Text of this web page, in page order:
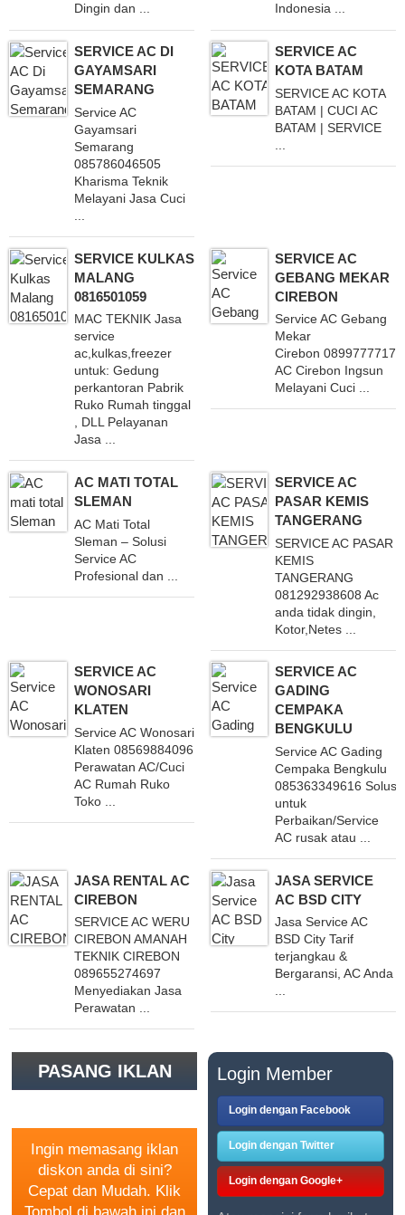
Dingin dan ...
Indonesia ...
SERVICE AC DI
GAYAMSARI
SEMARANG
Service AC
Gayamsari
Semarang
085786046505
Kharisma Teknik
Melayani Jasa Cuci
SERVICE AC
KOTA BATAM
SERVICE AC KOTA
BATAM | CUCI AC
BATAM | SERVICE
SERVICE KULKAS
MALANG
0816501059
MAC TEKNIK Jasa
service
ac,kulkas,freezer
untuk: Gedung
perkantoran Pabrik
Ruko Rumah tinggal
, DLL Pelayanan
Jasa ...
SERVICE AC
GEBANG MEKAR
CIREBON
Service AC Gebang
Mekar
Cirebon 08997777171
AC Cirebon Ingsun
Melayani Cuci ...
AC MATI TOTAL
SLEMAN
AC Mati Total
Sleman – Solusi
Service AC
Profesional dan ...
SERVICE AC
PASAR KEMIS
TANGERANG
SERVICE AC PASAR
KEMIS
TANGERANG
081292938608 Ac
anda tidak dingin,
Kotor,Netes ...
SERVICE AC
WONOSARI
KLATEN
Service AC Wonosari
Klaten 08569884096 Melayani
Perawatan AC/Cuci
AC Rumah Ruko
Toko ...
SERVICE AC
GADING
CEMPAKA
BENGKULU
Service AC Gading
Cempaka Bengkulu
085363349616 Solusi
untuk
Perbaikan/Service
AC rusak atau ...
JASA RENTAL AC
CIREBON
SERVICE AC WERU
CIREBON AMANAH
TEKNIK CIREBON
089655274697
Menyediakan Jasa
Perawatan ...
JASA SERVICE
AC BSD CITY
Jasa Service AC
BSD City Tarif
terjangkau &
Bergaransi, AC Anda
...
PASANG IKLAN
Ingin memasang iklan
diskon anda di sini?
Cepat dan Mudah. Klik
Login Member
Login dengan Facebook
Login dengan Twitter
Login dengan Google+